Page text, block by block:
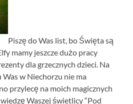
Piszę do Was list, bo Święta są
mamy jeszcze dużo pracy
dla grzecznych dzieci. Na
Was w Niechorzu nie ma
przylecę na moich magicznych
Waszej świetlicy “Pod